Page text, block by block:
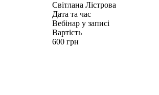
Світлана Лістрова
Дата та час
Вебінар у записі
Вартість
600 грн